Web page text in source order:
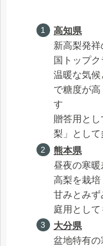
高知県
新高梨発
国トップク
温暖な気候
で糖度が
す
贈答用と
梨」とし
熊本県
昼夜の寒
高梨を栽培
甘みとみ
庭用とし
大分県
盆地特有の